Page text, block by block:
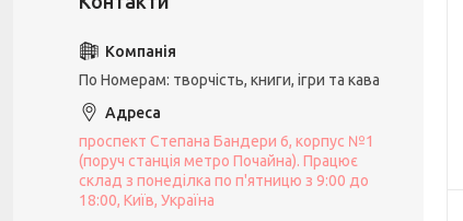
По Номерам: творчість, книги, ігри та кава
проспект Степана Бандери 6, корпус №1
(поруч станція метро Почайна). Працює
склад з понеділка по п'ятницю з 9:00 до
18:00, Київ, Україна